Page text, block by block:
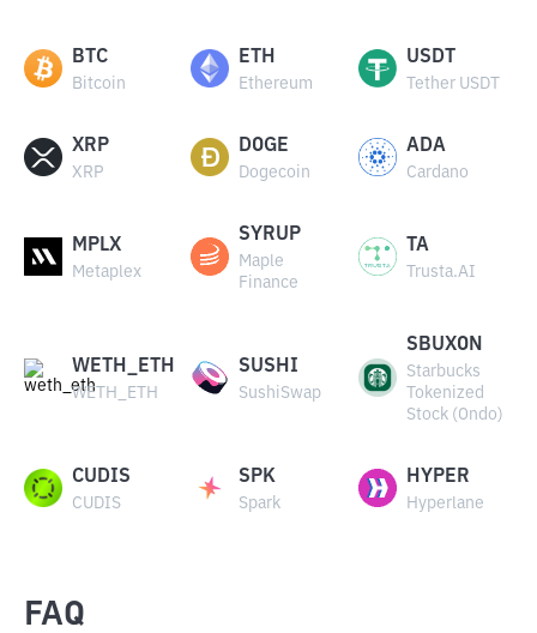
BTC
Bitcoin
ETH
Ethereum
USDT
Tether USDT
XRP
XRP
DOGE
Dogecoin
ADA
Cardano
MPLX
Metaplex
SYRUP
Maple
Finance
TA
Trusta.AI
WETH_ETH
WETH_ETH
SUSHI
SushiSwap
SBUXON
Starbucks
Tokenized
Stock (Ondo)
CUDIS
CUDIS
SPK
Spark
HYPER
Hyperlane
FAQ